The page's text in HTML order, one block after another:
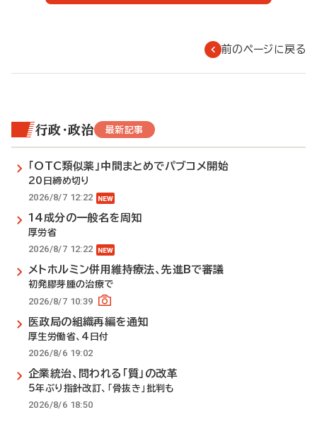
前のページに戻る
行政・政治 最新記事
「OTC類似薬」中間まとめでパブコメ開始
20日締め切り
2026/8/7 12:22
14成分の一般名を周知
厚労省
2026/8/7 12:22
メトホルミン併用維持療法、先進Bで審議
初発膠芽腫の治療で
2026/8/7 10:39
医政局の組織再編を通知
厚生労働省、4日付
2026/8/6 19:02
企業統治、問われる「質」の改革
5年ぶり指針改訂、「骨抜き」批判も
2026/8/6 18:50